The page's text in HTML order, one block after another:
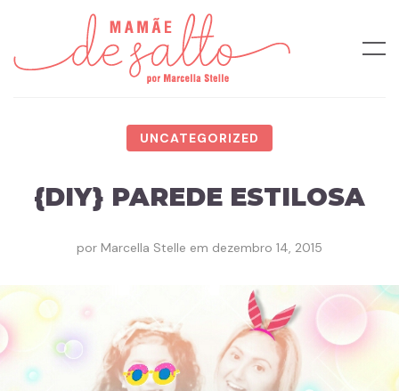
UNCATEGORIZED
{DIY} PAREDE ESTILOSA
por Marcella Stelle em dezembro 14, 2015